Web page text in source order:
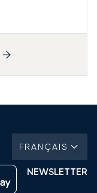
FRANÇAIS
NEWSLETTER